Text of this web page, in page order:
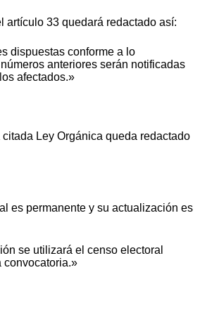
artículo 33 quedará redactado así:
dispuestas conforme a lo
anteriores serán notificadas
afectados.»
Ley Orgánica queda redactado
es permanente y su actualización es
se utilizará el censo electoral
convocatoria.»